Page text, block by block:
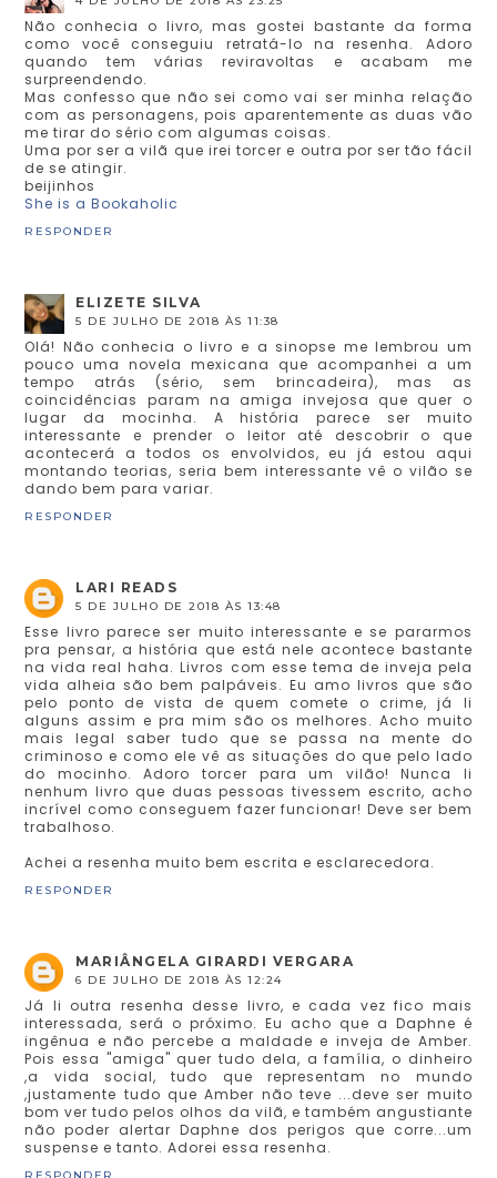
Não conhecia o livro, mas gostei bastante da forma
como você conseguiu retratá-lo na resenha. Adoro
quando tem várias reviravoltas e acabam me
surpreendendo.
Mas confesso que não sei como vai ser minha relação
com as personagens, pois aparentemente as duas vão
me tirar do sério com algumas coisas.
Uma por ser a vilã que irei torcer e outra por ser tão fácil
de se atingir.
beijinhos
She is a Bookaholic
RESPONDER
ELIZETE SILVA
5 DE JULHO DE 2018 ÀS 11:38
Olá! Não conhecia o livro e a sinopse me lembrou um
pouco uma novela mexicana que acompanhei a um
tempo atrás (sério, sem brincadeira), mas as
coincidências param na amiga invejosa que quer o
lugar da mocinha. A história parece ser muito
interessante e prender o leitor até descobrir o que
acontecerá a todos os envolvidos, eu já estou aqui
montando teorias, seria bem interessante vê o vilão se
dando bem para variar.
RESPONDER
LARI READS
5 DE JULHO DE 2018 ÀS 13:48
Esse livro parece ser muito interessante e se pararmos
pra pensar, a história que está nele acontece bastante
na vida real haha. Livros com esse tema de inveja pela
vida alheia são bem palpáveis. Eu amo livros que são
pelo ponto de vista de quem comete o crime, já li
alguns assim e pra mim são os melhores. Acho muito
mais legal saber tudo que se passa na mente do
criminoso e como ele vê as situações do que pelo lado
do mocinho. Adoro torcer para um vilão! Nunca li
nenhum livro que duas pessoas tivessem escrito, acho
incrível como conseguem fazer funcionar! Deve ser bem
trabalhoso.
Achei a resenha muito bem escrita e esclarecedora.
RESPONDER
MARIÂNGELA GIRARDI VERGARA
6 DE JULHO DE 2018 ÀS 12:24
Já li outra resenha desse livro, e cada vez fico mais
interessada, será o próximo. Eu acho que a Daphne é
ingênua e não percebe a maldade e inveja de Amber.
Pois essa "amiga" quer tudo dela, a família, o dinheiro
,a vida social, tudo que representam no mundo
,justamente tudo que Amber não teve ...deve ser muito
bom ver tudo pelos olhos da vilã, e também angustiante
não poder alertar Daphne dos perigos que corre...um
suspense e tanto. Adorei essa resenha.
RESPONDER